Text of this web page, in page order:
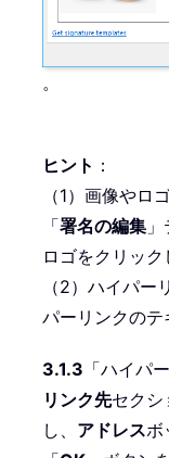
。
ヒント ：
（1）画像やロ
「署名の編集
ロゴをクリック
（2）ハイパ
パーリンクのテ
3.1.3 「ハイパ
リンク先セクシ
し、 アドレスボ